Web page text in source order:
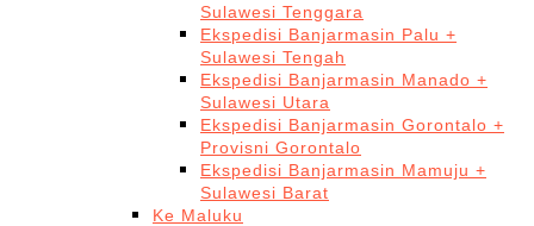
Sulawesi Tenggara
Ekspedisi Banjarmasin Palu +
Sulawesi Tengah
Ekspedisi Banjarmasin Manado +
Sulawesi Utara
Ekspedisi Banjarmasin Gorontalo +
Provisni Gorontalo
Ekspedisi Banjarmasin Mamuju +
Sulawesi Barat
Ke Maluku